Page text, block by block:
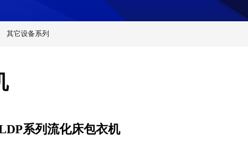
其它设备系列
系列流化床包衣机